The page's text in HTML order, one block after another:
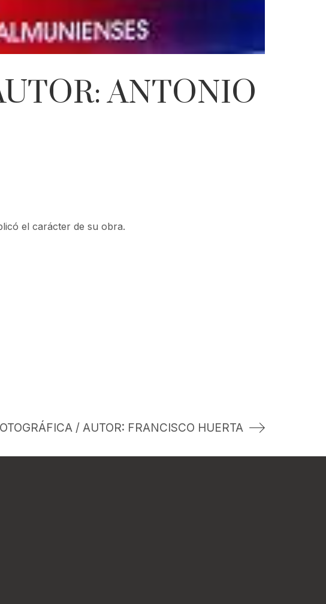
ANTONIO
el carácter de su obra.
/ AUTOR: FRANCISCO HUERTA